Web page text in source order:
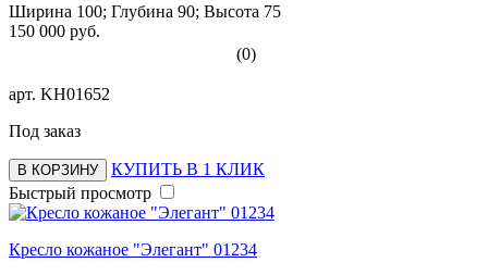
Ширина 100; Глубина 90; Высота 75
150 000 руб.
(0)
арт. KH01652
Под заказ
В КОРЗИНУ
КУПИТЬ В 1 КЛИК
Быстрый просмотр
Кресло кожаное "Элегант" 01234